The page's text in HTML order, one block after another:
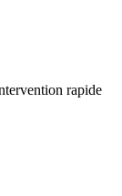
rapide